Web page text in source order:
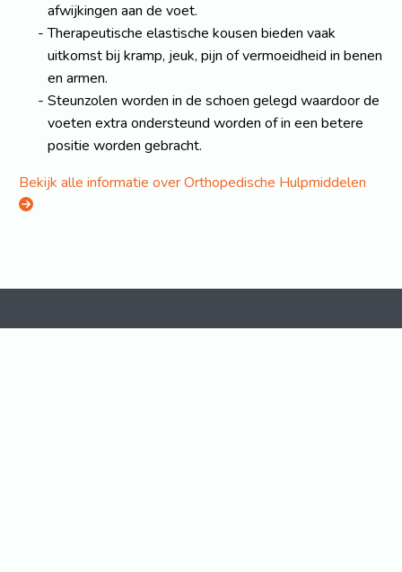
afwijkingen aan de voet.
Therapeutische elastische kousen bieden vaak
uitkomst bij kramp, jeuk, pijn of vermoeidheid in benen
en armen.
Steunzolen worden in de schoen gelegd waardoor de
voeten extra ondersteund worden of in een betere
positie worden gebracht.
Bekijk alle informatie over Orthopedische Hulpmiddelen